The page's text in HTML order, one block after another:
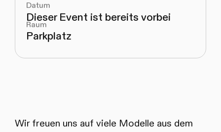
Datum
Dieser Event ist bereits vorbei
Raum
Parkplatz
Wir freuen uns auf viele Modelle aus dem